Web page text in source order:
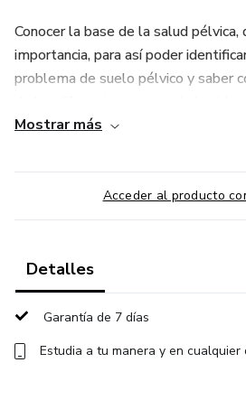
Conocer la base de la salud pélvica,
importancia, para así poder
problema de suelo pélvico y saber
¡Te esperamos!
Mostrar más
Acceder al producto
Detalles
Garantía de 7 días
Estudia a tu manera y en cualquier